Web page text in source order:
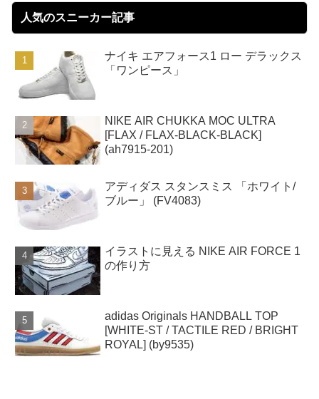
人気のスニーカー記事
ナイキ エアフォース1 ロー デラックス
「ワンピース」
NIKE AIR CHUKKA MOC ULTRA
[FLAX / FLAX-BLACK-BLACK]
(ah7915-201)
アディダス スタンスミス 「ホワイト/
ブルー」 (FV4083)
イラストに見える NIKE AIR FORCE 1
の作り方
adidas Originals HANDBALL TOP
[WHITE-ST / TACTILE RED / BRIGHT
ROYAL] (by9535)